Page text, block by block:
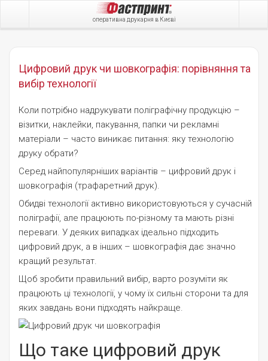
оперативна друкарня в Києві
Цифровий друк чи шовкографія: порівняння та
вибір технології
Коли потрібно надрукувати поліграфічну продукцію –
візитки, наклейки, пакування, папки чи рекламні
матеріали – часто виникає питання: яку технологію
друку обрати?
Серед найпопулярніших варіантів – цифровий друк і
шовкографія (трафаретний друк).
Обидві технології активно використовуються у сучасній
поліграфії, але працюють по-різному та мають різні
переваги. У деяких випадках ідеально підходить
цифровий друк, а в інших – шовкографія дає значно
кращий результат.
Щоб зробити правильний вибір, варто розуміти як
працюють ці технології, у чому їх сильні сторони та для
яких завдань вони підходять найкраще.
Що таке цифровий друк